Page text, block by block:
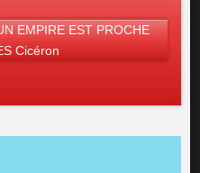
EMPIRE EST PROCHE
Cicéron